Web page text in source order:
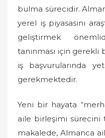
bulma sürecidir.
yerel iş piyasasını
geliştirmek
tanınması için
iş başvurularında
gerekmektedir.
Yeni bir hayata
aile birleşimi
makalede, Almanca